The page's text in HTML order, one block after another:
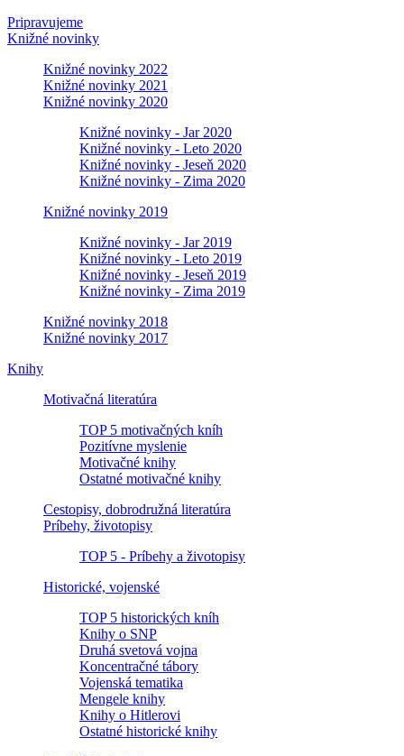
Pripravujeme
Knižné novinky
Knižné novinky 2022
Knižné novinky 2021
Knižné novinky 2020
Knižné novinky - Jar 2020
Knižné novinky - Leto 2020
Knižné novinky - Jeseň 2020
Knižné novinky - Zima 2020
Knižné novinky 2019
Knižné novinky - Jar 2019
Knižné novinky - Leto 2019
Knižné novinky - Jeseň 2019
Knižné novinky - Zima 2019
Knižné novinky 2018
Knižné novinky 2017
Knihy
Motivačná literatúra
TOP 5 motivačných kníh
Pozitívne myslenie
Motivačné knihy
Ostatné motivačné knihy
Cestopisy, dobrodružná literatúra
Príbehy, životopisy
TOP 5 - Príbehy a životopisy
Historické, vojenské
TOP 5 historických kníh
Knihy o SNP
Druhá svetová vojna
Koncentračné tábory
Vojenská tematika
Mengele knihy
Knihy o Hitlerovi
Ostatné historické knihy